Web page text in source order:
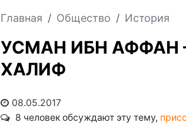
Главная Общество История
УСМАН ИБН АФФАН
ХАЛИФ
08.05.2017
8 человек обсуждают эту тему,